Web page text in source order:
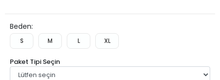
Beden:
S M L XL
Paket Tipi Seçin